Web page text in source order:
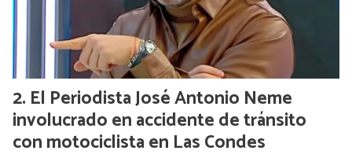
El Periodista José Antonio Neme
involucrado en accidente de tránsito
con motociclista en Las Condes